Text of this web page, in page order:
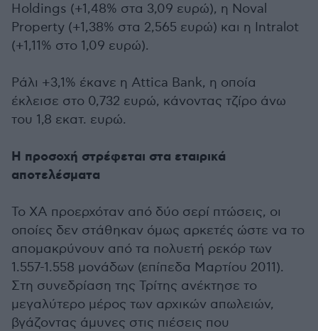
Holdings (+1,48% στα 3,09 ευρώ), η Noval
Property (+1,38% στα 2,565 ευρώ) και η Intralot
(+1,11% στο 1,09 ευρώ).
Ράλι +3,1% έκανε η Attica Bank, η οποία
έκλεισε στο 0,732 ευρώ, κάνοντας τζίρο άνω
του 1,8 εκατ. ευρώ.
Η προσοχή στρέφεται στα εταιρικά
αποτελέσματα
Το ΧΑ προερχόταν από δύο σερί πτώσεις, οι
οποίες δεν στάθηκαν όμως αρκετές ώστε να το
απομακρύνουν από τα πολυετή ρεκόρ των
1.557-1.558 μονάδων (επίπεδα Μαρτίου 2011).
Στη συνεδρίαση της Τρίτης ανέκτησε το
μεγαλύτερο μέρος των αρχικών απωλειών,
βγάζοντας άμυνες στις πιέσεις που